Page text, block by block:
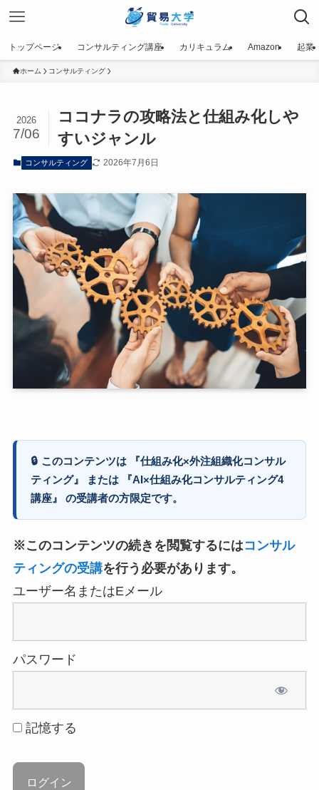
トップページ コンサルティング講座 カリキュラム Amazon 起業
ホーム コンサルティング
ココナラの攻略法と仕組み化しや
すいジャンル
2026
7/06
コンサルティング 2026年7月6日
🔒 このコンテンツは 『仕組み化×外注組織化コンサル
ティング』 または 『AI×仕組み化コンサルティング4
講座』 の受講者の方限定です。
※このコンテンツの続きを閲覧するにはコンサル
ティングの受講を行う必要があります。
ユーザー名またはEメール
パスワード
記憶する